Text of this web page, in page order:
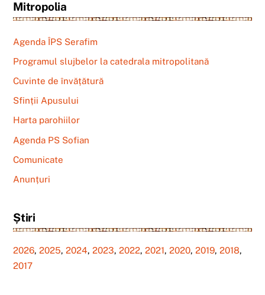
Mitropolia
Agenda ÎPS Serafim
Programul slujbelor la catedrala mitropolitană
Cuvinte de învățătură
Sfinții Apusului
Harta parohiilor
Agenda PS Sofian
Comunicate
Anunțuri
Știri
2026,2025,2024,2023,2022,2021,2020,2019,2018,
2017